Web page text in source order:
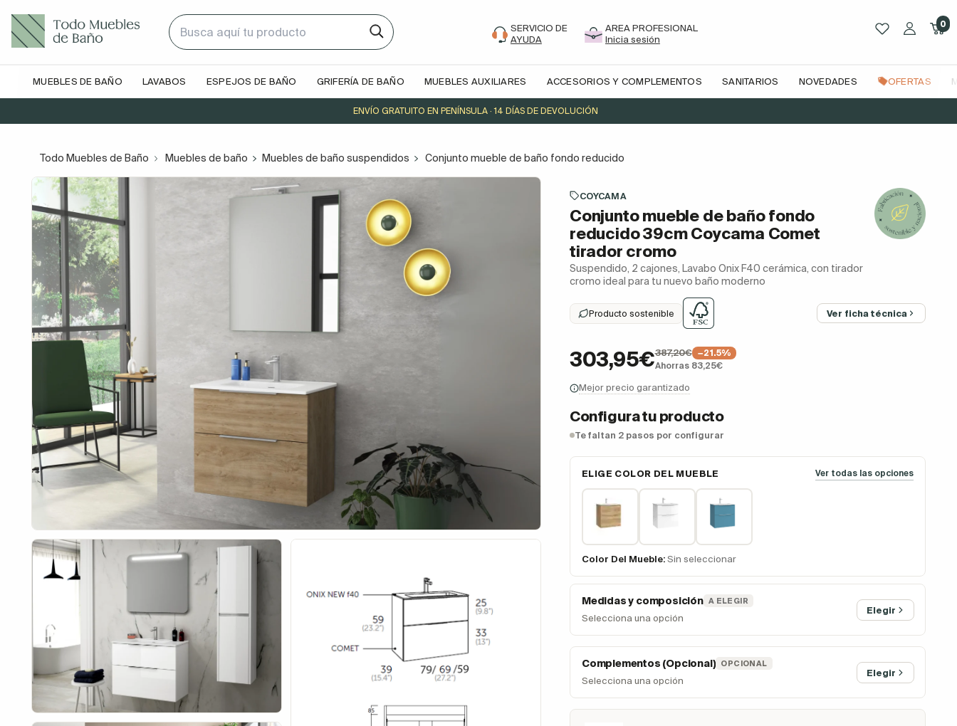
SERVICIO DE
AYUDA
AREA PROFESIONAL
Inicia sesión
0
MUEBLES DE BAÑO LAVABOS ESPEJOS DE BAÑO GRIFERÍA DE BAÑO MUEBLES AUXILIARES ACCESORIOS Y COMPLEMENTOS SANITARIOS NOVEDADES OFERTAS
ENVÍO GRATUITO EN PENÍNSULA · 14 DÍAS DE DEVOLUCIÓN
Todo Muebles de Baño Muebles de baño Muebles de baño suspendidos Conjunto mueble de baño fondo reducido 39cm Coycama Comet tirador cromo
COYCAMA
Conjunto mueble de baño fondo
reducido 39cm Coycama Comet
tirador cromo
Suspendido, 2 cajones, Lavabo Onix F40 cerámica, con tirador
cromo ideal para tu nuevo baño moderno
Producto sostenible Ver ficha técnica
303,95€387,20€
−21.5%
Ahorras 83,25€
Mejor precio garantizado
Configura tu producto
Te faltan 2 pasos por configurar
ELIGE COLOR DEL MUEBLE Ver todas las opciones
Color Del Mueble: Sin seleccionar
Medidas y composición A ELEGIR
Selecciona una opción
Elegir
Complementos (Opcional) OPCIONAL
Selecciona una opción
Elegir